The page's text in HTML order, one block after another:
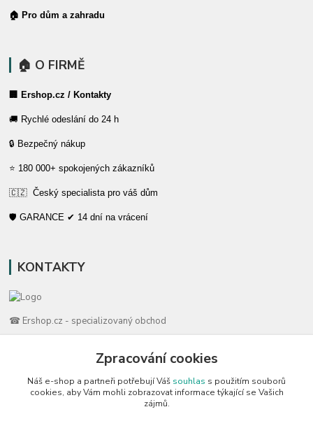
🏠 Pro dům a zahradu
🏠 O FIRMĚ
🏢 Ershop.cz / Kontakty
🚚 Rychlé odeslání do 24 h
🔒 Bezpečný nákup
⭐ 180 000+ spokojených zákazníků
🇨🇿 Český specialista pro váš dům
🛡️ GARANCE ✔ 14 dní na vrácení
KONTAKTY
☎ Ershop.cz - specializovaný obchod
🛡️ Zákaznická podpora
📞 728 007 997
⏰ Po-Pá | 7:00 - 13:30 |
Zpracování cookies
Náš e-shop a partneři potřebují Váš souhlas s použitím souborů
cookies, aby Vám mohli zobrazovat informace týkající se Vašich
zájmů.